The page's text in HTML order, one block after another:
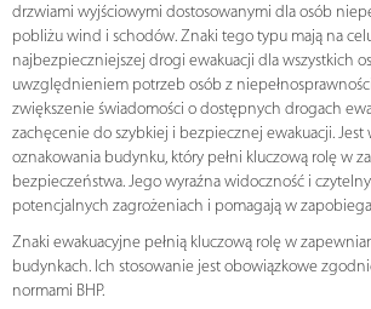
drzwiami wyjściowymi dostosowanymi dla osób
pobliżu wind i schodów. Znaki tego typu mają na
najbezpieczniejszej drogi ewakuacji dla wszystkich
uwzględnieniem potrzeb osób z
zwiększenie świadomości o dostępnych drogach
zachęcenie do szybkiej i bezpiecznej ewakuacji.
oznakowania budynku, który pełni kluczową rolę w
bezpieczeństwa. Jego wyraźna widoczność i
potencjalnych zagrożeniach i pomagają w
Znaki ewakuacyjne pełnią kluczową rolę w
budynkach. Ich stosowanie jest obowiązkowe
normami BHP.